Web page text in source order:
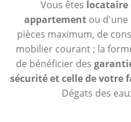
Vous êtes locataire
appartement ou d'une
pièces maximum, de
mobilier courant ; la
de bénéficier des
sécurité et celle de votre
Dégats des